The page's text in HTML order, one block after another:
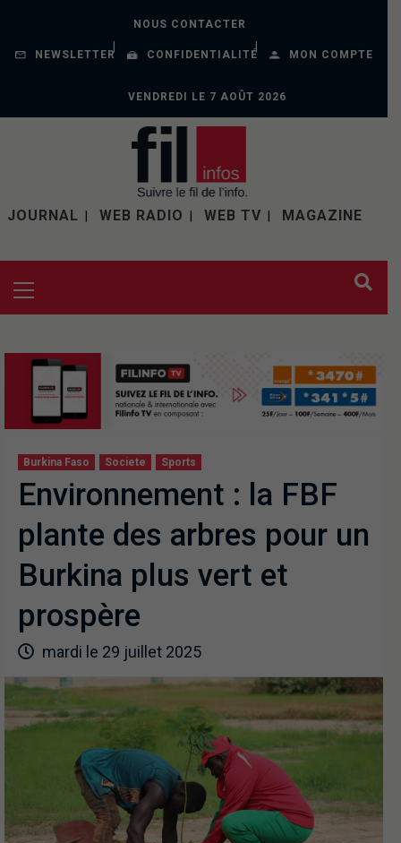
NOUS CONTACTER
NEWSLETTER CONFIDENTIALITÉ MON COMPTE
VENDREDI LE 7 AOÛT 2026
JOURNAL WEB RADIO WEB TV MAGAZINE
Burkina Faso Societe Sports
Environnement : la FBF
plante des arbres pour un
Burkina plus vert et
prospère
mardi le 29 juillet 2025